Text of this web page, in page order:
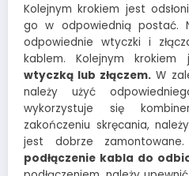
Kolejnym krokiem jest
go w odpowiednią postać.
odpowiednie wtyczki i
kablem. Kolejnym krokiem
wtyczką lub złączem. W
należy użyć
wykorzystuje się
zakończeniu skręcania,
jest dobrze
podłączenie kabla do